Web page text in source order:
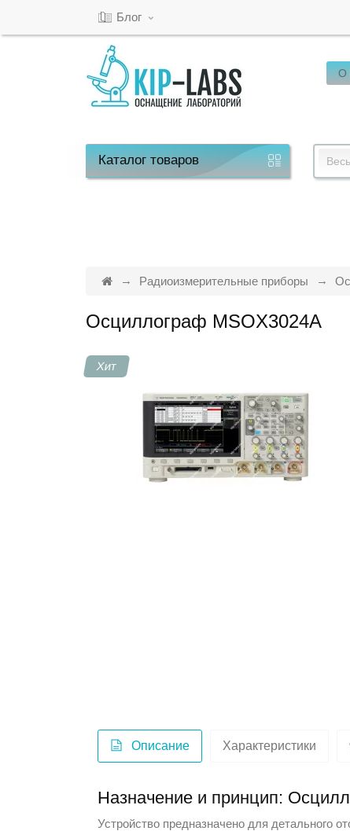
Блог
О
Каталогтоваров
Радиоизмерительные приборы
Осциллограф MSOX3024A
Хит
Описание Характеристики
Назначение и принцип:
Устройство предназначено для детального